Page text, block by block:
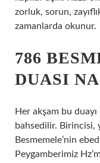
zorluk, sorun,
zamanlarda okunur.
786
DUASI
Her akşam bu
bahsedilir. Birincisi,
Besmemele’nin
Peygamberimiz